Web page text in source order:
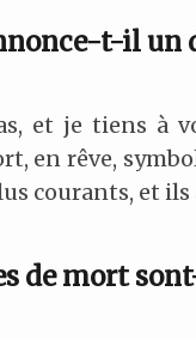
t-il un
et je tiens à
en rêve,
courants, et
de mort